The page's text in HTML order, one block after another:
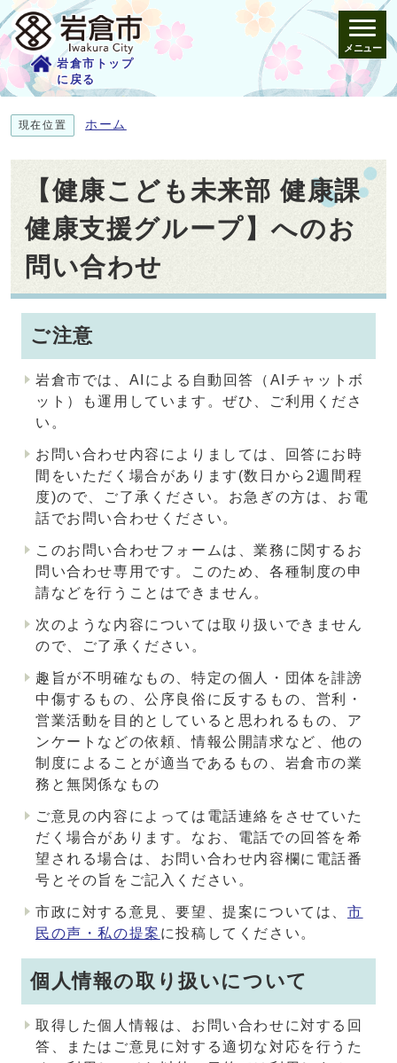
岩倉市トップ
に戻る
メニュー
現在位置 ホーム
【健康こども未来部 健康課
健康支援グループ】へのお
問い合わせ
ご注意
岩倉市では、AIによる自動回答（AIチャットボ
ット）も運用しています。ぜひ、ご利用くださ
い。
お問い合わせ内容によりましては、回答にお時
間をいただく場合があります(数日から2週間程
度)ので、ご了承ください。お急ぎの方は、お電
話でお問い合わせください。
このお問い合わせフォームは、業務に関するお
問い合わせ専用です。このため、各種制度の申
請などを行うことはできません。
次のような内容については取り扱いできません
ので、ご了承ください。
趣旨が不明確なもの、特定の個人・団体を誹謗
中傷するもの、公序良俗に反するもの、営利・
営業活動を目的としていると思われるもの、ア
ンケートなどの依頼、情報公開請求など、他の
制度によることが適当であるもの、岩倉市の業
務と無関係なもの
ご意見の内容によっては電話連絡をさせていた
だく場合があります。なお、電話での回答を希
望される場合は、お問い合わせ内容欄に電話番
号とその旨をご記入ください。
市政に対する意見、要望、提案については、 市
民の声・私の提案 に投稿してください。
個人情報の取り扱いについて
取得した個人情報は、お問い合わせに対する回
答、またはご意見に対する適切な対応を行うた